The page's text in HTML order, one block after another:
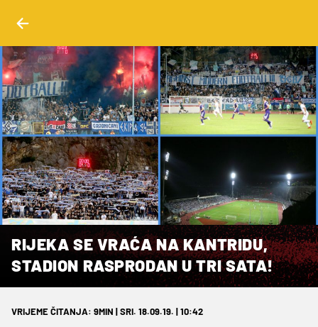
RIJEKA SE VRAĆA NA KANTRIDU,
STADION RASPRODAN U TRI SATA!
VRIJEME ČITANJA: 9MIN | SRI. 18.09.19. | 10:42